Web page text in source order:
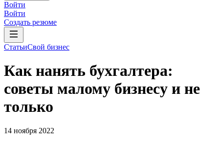
Войти
Войти
Создать резюме
СтатьиСвой бизнес
Как нанять бухгалтера:
советы малому бизнесу и не
только
14 ноября 2022